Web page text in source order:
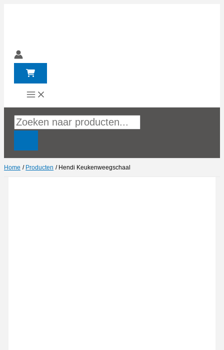
inhoud
Producten
Home Producten Hendi Keukenweegschaal